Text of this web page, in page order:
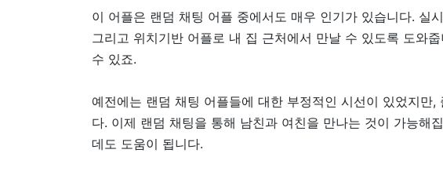
이 어플은 랜덤 채팅 어플 중에서도 매우 인기가 있습니다. 실
그리고 위치기반 어플로 내 집 근처에서 만날 수 있도록 도와
수 있죠.
예전에는 랜덤 채팅 어플들에 대한 부정적인 시선이 있었지
다. 이제 랜덤 채팅을 통해 남친과 여친을 만나는 것이 가능해
데도 도움이 됩니다.